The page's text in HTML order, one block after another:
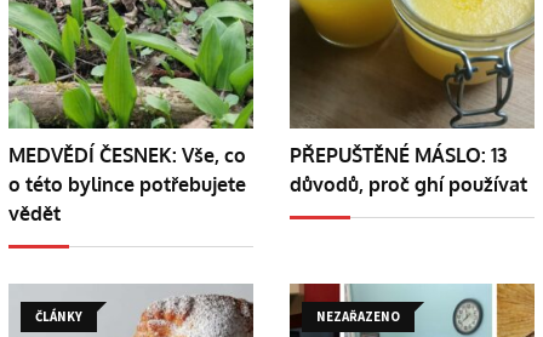
MEDVĚDÍ ČESNEK: Vše, co
o této bylince potřebujete
vědět
PŘEPUŠTĚNÉ MÁSLO: 13
důvodů, proč ghí používat
ČLÁNKY NEZAŘAZENO